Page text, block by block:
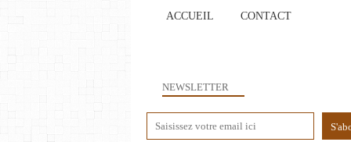
ACCUEIL CONTACT
NEWSLETTER